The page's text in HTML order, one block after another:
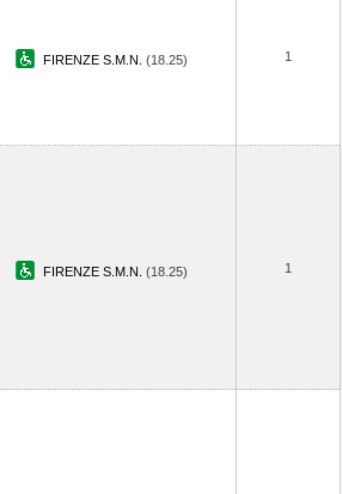
FIRENZE S.M.N. (18.25) 1
FIRENZE S.M.N. (18.25) 1